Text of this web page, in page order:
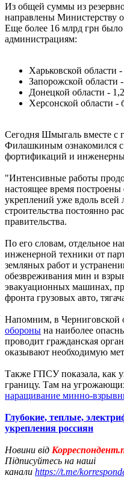
Из общей суммы из
направлены Министерству
Еще более 16 млрд грн
администрациям:
Харьковской области
Запорожской области
Донецкой области -
Херсонской области -
Сегодня Шмыгаль вместе
Филашкиным ознакомился с
фортификаций и
"Интенсивные работы
настоящее время
укреплений уже вдоль
строительства постоянно
правительства.
По его словам, отдельное
инженерной техники от
земляных работ и
обезвреживания мин и
эвакуационных машинах,
фронта грузовых авто,
Напомним, в Черниговской
обороны на наиболее
проводит гражданская
оказывают необходимую
Также ГПСУ показала, как
границу. Там на
наращивание минно-
Глубокие, теплые,
укрепления россиян
Новини від
Підписуйтесь на наші
канали https://t.me/